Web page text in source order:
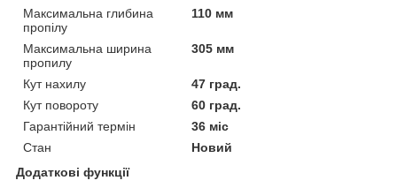
Максимальна глибина
пропілу
110 мм
Максимальна ширина
пропилу
305 мм
Кут нахилу
47 град.
Кут повороту
60 град.
Гарантійний термін
36 міс
Стан
Новий
Додаткові функції